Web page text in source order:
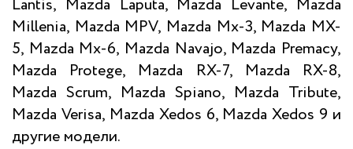
Lantis, Mazda Laputa, Mazda Levante, Mazda
Millenia, Mazda MPV, Mazda Mx-3, Mazda MX-
5, Mazda Mx-6, Mazda Navajo, Mazda Premacy,
Mazda Protege, Mazda RX-7, Mazda RX-8,
Mazda Scrum, Mazda Spiano, Mazda Tribute,
Mazda Verisa, Mazda Xedos 6, Mazda Xedos 9 и
другие модели.